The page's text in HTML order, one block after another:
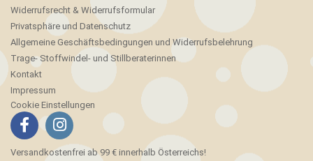
Widerrufsrecht & Widerrufsformular
Privatsphäre und Datenschutz
Allgemeine Geschäftsbedingungen und Widerrufsbelehrung
Trage- Stoffwindel- und Stillberaterinnen
Kontakt
Impressum
Cookie Einstellungen
Versandkostenfrei ab 99 € innerhalb Österreichs!